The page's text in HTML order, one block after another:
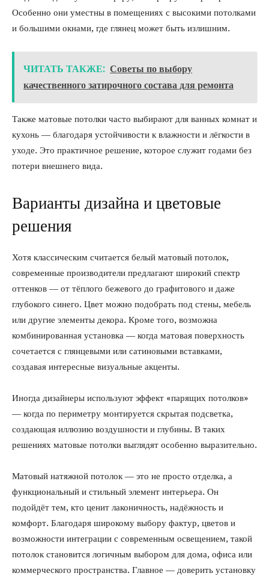
Особенно они уместны в помещениях с высокими потолками
и большими окнами, где глянец может быть излишним.
ЧИТАТЬ ТАКЖЕ: Советы по выбору
качественного затирочного состава для ремонта
Также матовые потолки часто выбирают для ванных комнат и
кухонь — благодаря устойчивости к влажности и лёгкости в
уходе. Это практичное решение, которое служит годами без
потери внешнего вида.
Варианты дизайна и цветовые
решения
Хотя классическим считается белый матовый потолок,
современные производители предлагают широкий спектр
оттенков — от тёплого бежевого до графитового и даже
глубокого синего. Цвет можно подобрать под стены, мебель
или другие элементы декора. Кроме того, возможна
комбинированная установка — когда матовая поверхность
сочетается с глянцевыми или сатиновыми вставками,
создавая интересные визуальные акценты.
Иногда дизайнеры используют эффект «парящих потолков»
— когда по периметру монтируется скрытая подсветка,
создающая иллюзию воздушности и глубины. В таких
решениях матовые потолки выглядят особенно выразительно.
Матовый натяжной потолок — это не просто отделка, а
функциональный и стильный элемент интерьера. Он
подойдёт тем, кто ценит лаконичность, надёжность и
комфорт. Благодаря широкому выбору фактур, цветов и
возможности интеграции с современным освещением, такой
потолок становится логичным выбором для дома, офиса или
коммерческого пространства. Главное — доверить установку